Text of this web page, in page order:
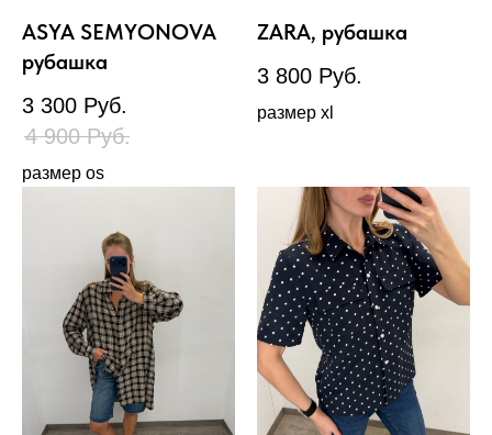
ASYA SEMYONOVA
рубашка
3 300 Руб.
4 900 Руб.
размер os
ZARA, рубашка
3 800 Руб.
размер xl